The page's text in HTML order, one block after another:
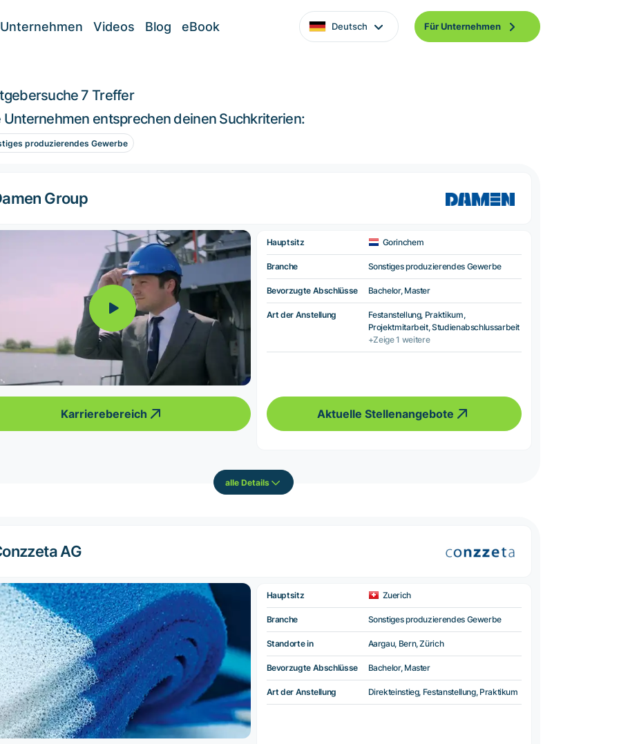
Unternehmen Videos Blog eBook Deutsch Für Unternehmen
7 Treffer
Unternehmen entsprechen deinen Suchkriterien:
produzierendes Gewerbe
Group
Karrierebereich
Hauptsitz Gorinchem
Branche Sonstiges produzierendes Gewerbe
Bevorzugte Abschlüsse Bachelor, Master
Art der Anstellung
Festanstellung, Praktikum,
Projektmitarbeit, Studienabschlussarbeit
+Zeige 1 weitere
Aktuelle Stellenangebote
alle Details
AG
Hauptsitz Zuerich
Branche Sonstiges produzierendes Gewerbe
Standorte in Aargau, Bern, Zürich
Bevorzugte Abschlüsse Bachelor, Master
Art der Anstellung Direkteinstieg, Festanstellung, Praktikum